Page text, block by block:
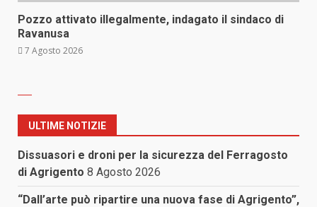
Pozzo attivato illegalmente, indagato il sindaco di
Ravanusa
7 Agosto 2026
ULTIME NOTIZIE
Dissuasori e droni per la sicurezza del Ferragosto
di Agrigento 8 Agosto 2026
“Dall’arte può ripartire una nuova fase di Agrigento”,